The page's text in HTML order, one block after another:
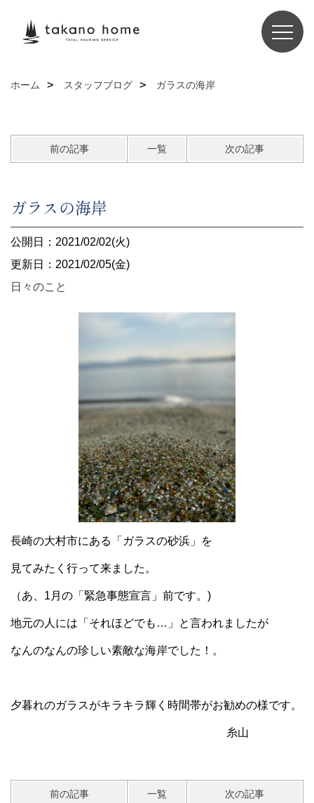
ホーム スタッフブログ ガラスの海岸
前の記事 一覧 次の記事
ガラスの海岸
公開日：2021/02/02(火)
更新日：2021/02/05(金)
日々のこと
長崎の大村市にある「ガラスの砂浜」を
見てみたく行って来ました。
（あ、1月の「緊急事態宣言」前です。)
地元の人には「それほどでも…」と言われましたが
なんのなんの珍しい素敵な海岸でした！。
夕暮れのガラスがキラキラ輝く時間帯がお勧めの様です。
糸山
前の記事 一覧 次の記事